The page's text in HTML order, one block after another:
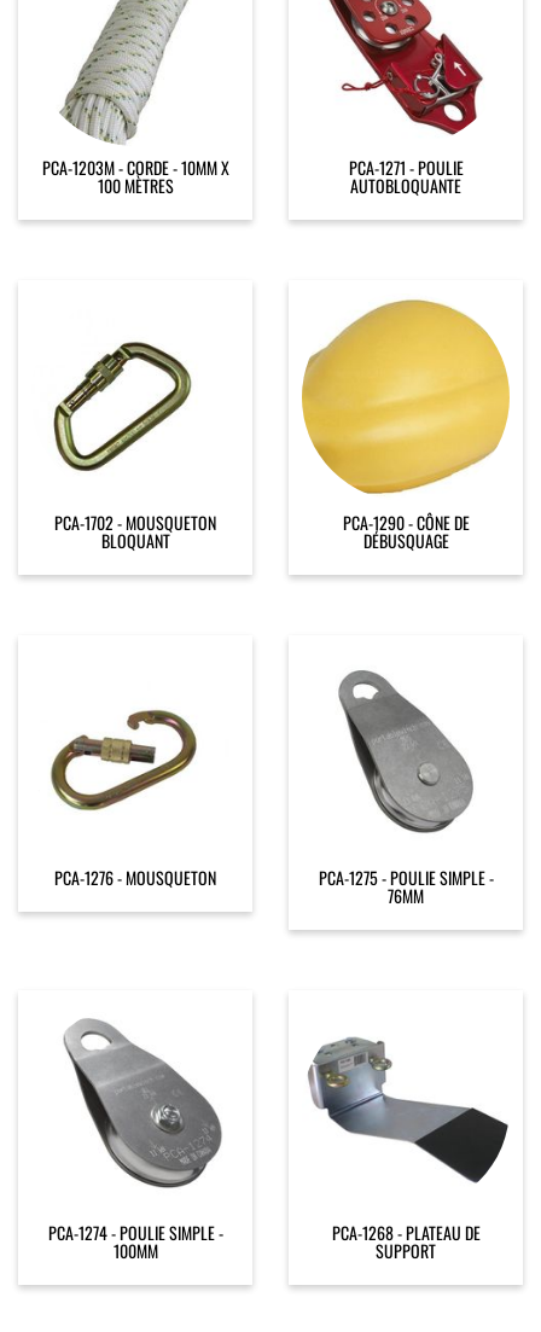
PCA-1203M - CORDE - 10MM X
100 MÈTRES
PCA-1271 - POULIE
AUTOBLOQUANTE
PCA-1702 - MOUSQUETON
BLOQUANT
PCA-1290 - CÔNE DE
DÉBUSQUAGE
PCA-1276 - MOUSQUETON PCA-1275 - POULIE SIMPLE -
76MM
PCA-1274 - POULIE SIMPLE -
100MM
PCA-1268 - PLATEAU DE
SUPPORT